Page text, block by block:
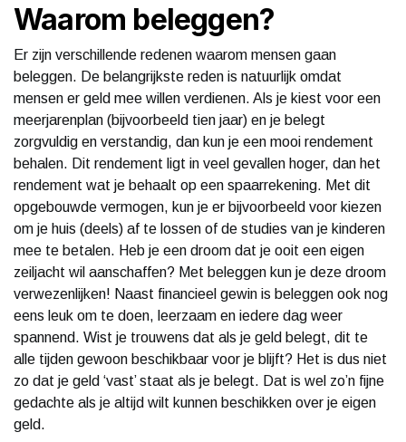
Waarom beleggen?
Er zijn verschillende redenen waarom mensen gaan
beleggen. De belangrijkste reden is natuurlijk omdat
mensen er geld mee willen verdienen. Als je kiest voor een
meerjarenplan (bijvoorbeeld tien jaar) en je belegt
zorgvuldig en verstandig, dan kun je een mooi rendement
behalen. Dit rendement ligt in veel gevallen hoger, dan het
rendement wat je behaalt op een spaarrekening. Met dit
opgebouwde vermogen, kun je er bijvoorbeeld voor kiezen
om je huis (deels) af te lossen of de studies van je kinderen
mee te betalen. Heb je een droom dat je ooit een eigen
zeiljacht wil aanschaffen? Met beleggen kun je deze droom
verwezenlijken! Naast financieel gewin is beleggen ook nog
eens leuk om te doen, leerzaam en iedere dag weer
spannend. Wist je trouwens dat als je geld belegt, dit te
alle tijden gewoon beschikbaar voor je blijft? Het is dus niet
zo dat je geld ‘vast’ staat als je belegt. Dat is wel zo’n fijne
gedachte als je altijd wilt kunnen beschikken over je eigen
geld.